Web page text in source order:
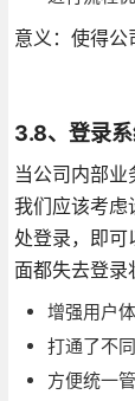
意义：使得公
3.8、登录系
当公司内部业
我们应该考虑
处登录，即可
面都失去登录
增强用户体
打通了不
方便统一